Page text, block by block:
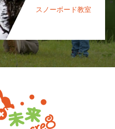
スノーボード教室